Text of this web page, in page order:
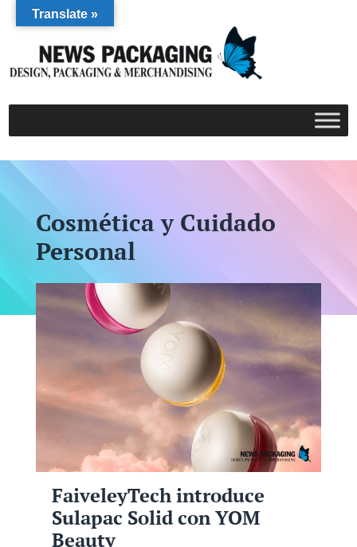
Cosmética y Cuidado
Personal
FaiveleyTech introduce
Sulapac Solid con YOM
Beauty
Translate »